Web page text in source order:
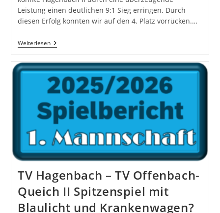
Leistung einen deutlichen 9:1 Sieg erringen. Durch
diesen Erfolg konnten wir auf den 4. Platz vorrücken.…
WeiterlesenTV
Hagenbach
–
TSV
Kandel
III
TV Hagenbach – TV Offenbach-
Queich II Spitzenspiel mit
Blaulicht und Krankenwagen?